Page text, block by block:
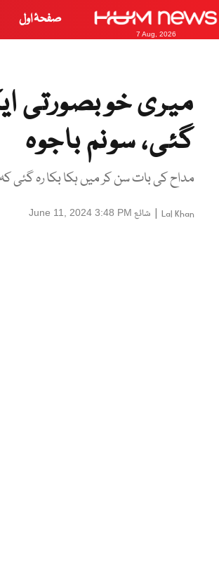
7 Aug, 2026
صفحۂ اول
میری خوبصورتی
گئی، سونم باجوہ
مداح کی بات سن کر میں ہکا بکا رہ گئی
Lal Khan
| شائع June 11, 2024 3:48 PM